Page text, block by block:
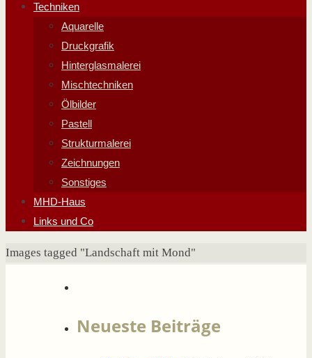
Techniken
Aquarelle
Druckgrafik
Hinterglasmalerei
Mischtechniken
Ölbilder
Pastell
Strukturmalerei
Zeichnungen
Sonstiges
MHD-Haus
Links und Co
Start
Images tagged "Landschaft mit Mond"
Neueste Beiträge